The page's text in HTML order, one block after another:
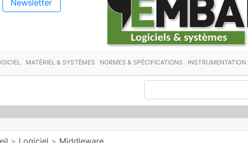
Newsletter
MATÉRIEL & SYSTÈMES NORMES & SPÉCIFICATIONS INSTRUMENTATION
> Logiciel > Middleware